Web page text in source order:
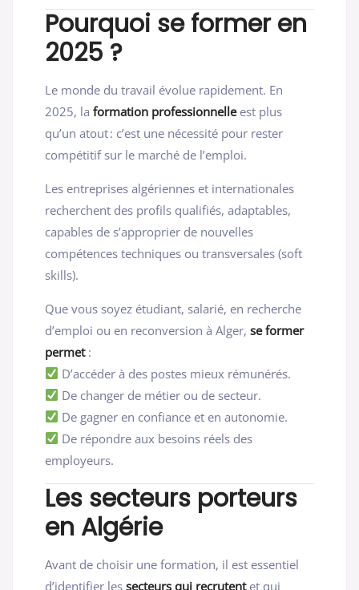
Pourquoi se former en
2025 ?
Le monde du travail évolue rapidement. En
2025, la formation professionnelleest plus
qu’un atout : c’est une nécessité pour rester
compétitif sur le marché de l’emploi.
Les entreprises algériennes et internationales
recherchent des profils qualifiés, adaptables,
capables de s’approprier de nouvelles
compétences techniques ou transversales (soft
skills).
Que vous soyez étudiant, salarié, en recherche
d’emploi ou en reconversion à Alger, se former
permet:
D’accéder à des postes mieux rémunérés.
De changer de métier ou de secteur.
De gagner en confiance et en autonomie.
De répondre aux besoins réels des
employeurs.
Les secteurs porteurs
en Algérie
Avant de choisir une formation, il est essentiel
d’identifier les secteurs qui recrutentet qui